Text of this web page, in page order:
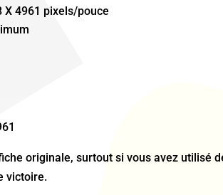
X 4961 pixels/pouce
originale, surtout si vous avez utilisé
victoire.